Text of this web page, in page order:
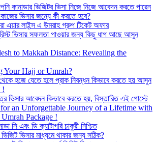
কানাডার ভিজিটর ভিসা নিজে নিজে আবেদন করতে পারেন
কাজের ভিসার জন্যে কী করতে হবে?
এয়ার লাইন্স এ উমরাহ গ্রুপ টিকেট অফার
ভিসায় সফলতা পাওয়ার জন্য কিছু ধাপ আছে আসুন
to Makkah Distance: Revealing the
Your Hajj or Umrah?
থেকে হজে যেতে হলে প্রাক নিবন্ধন কিভাবে করতে হয় আসুন
!
ভিসার আবেদন কিভাবে করতে হয়, বিস্তারিত এই পোস্টে
for an Unforgettable Journey of a Lifetime with
Package !
সি এবং ডি ক্যাটাগরি চাকুরী নিশ্চিত
ভিজিট ভিসার মাধ্যমে থাকার জন্য সঠিক?